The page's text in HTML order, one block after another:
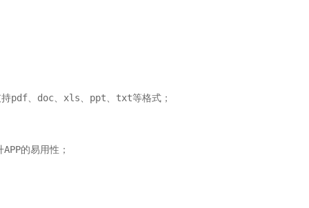
持pdf、doc、xls、ppt、txt等格式；
的易用性；